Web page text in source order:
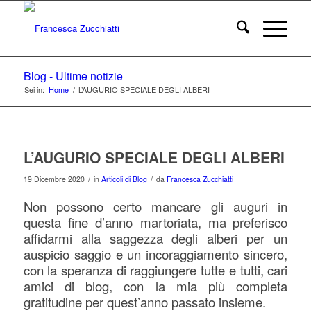
Blog - Ultime notizie
Sei in: Home / L’AUGURIO SPECIALE DEGLI ALBERI
L’AUGURIO SPECIALE DEGLI ALBERI
19 Dicembre 2020 / in Articoli di Blog / da Francesca Zucchiatti
Non possono certo mancare gli auguri in
questa fine d’anno martoriata, ma preferisco
affidarmi alla saggezza degli alberi per un
auspicio saggio e un incoraggiamento sincero,
con la speranza di raggiungere tutte e tutti, cari
amici di blog, con la mia più completa
gratitudine per quest’anno passato insieme.